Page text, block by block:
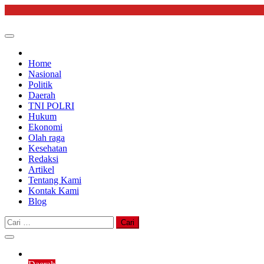
Home
Nasional
Politik
Daerah
TNI POLRI
Hukum
Ekonomi
Olah raga
Kesehatan
Redaksi
Artikel
Tentang Kami
Kontak Kami
Blog
Cari
untuk: